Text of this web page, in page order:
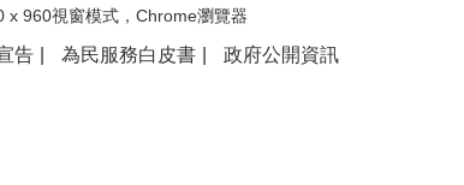
x 960視窗模式，Chrome瀏覽器
告 為民服務白皮書
政府公開資訊